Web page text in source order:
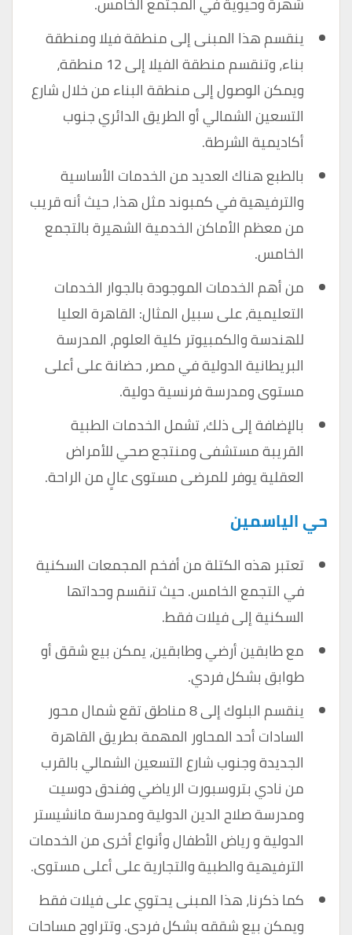
ينقسم هذا المبنى إلى منطقة فيلا ومنطقة
بناء، وتنقسم منطقة الفيلا إلى 12 منطقة،
ويمكن الوصول إلى منطقة البناء من خلال شارع
التسعين الشمالي أو الطريق الدائري جنوب
أكاديمية الشرطة.
بالطبع هناك العديد من الخدمات الأساسية
والترفيهية في كمبوند مثل هذا، حيث أنه قريب
من معظم الأماكن الخدمية الشهيرة بالتجمع
الخامس.
من أهم الخدمات الموجودة بالجوار الخدمات
التعليمية، على سبيل المثال: القاهرة العليا
للهندسة والكمبيوتر كلية العلوم، المدرسة
البريطانية الدولية في مصر، حضانة على أعلى
مستوى ومدرسة فرنسية دولية.
بالإضافة إلى ذلك، تشمل الخدمات الطبية
القريبة مستشفى ومنتجع صحي للأمراض
العقلية يوفر للمرضى مستوى عالٍ من الراحة.
حي الياسمين
تعتبر هذه الكتلة من أفخم المجمعات السكنية
في التجمع الخامس. حيث تنقسم وحداتها
السكنية إلى فيلات فقط.
مع طابقين أرضي وطابقين، يمكن بيع شقق أو
طوابق بشكل فردي.
ينقسم البلوك إلى 8 مناطق تقع شمال محور
السادات أحد المحاور المهمة بطريق القاهرة
الجديدة وجنوب شارع التسعين الشمالي بالقرب
من نادي بتروسبورت الرياضي وفندق دوسيت
ومدرسة صلاح الدين الدولية ومدرسة مانشيستر
الدولية و رياض الأطفال وأنواع أخرى من الخدمات
الترفيهية والطبية والتجارية على أعلى مستوى.
كما ذكرنا، هذا المبنى يحتوي على فيلات فقط
ويمكن بيع شققه بشكل فردي. وتتراوح مساحات